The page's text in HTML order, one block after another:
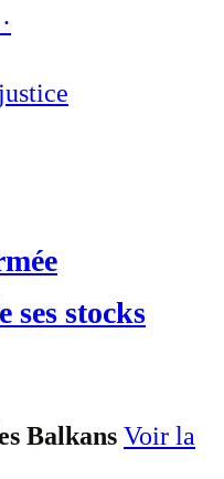
·
ses stocks
Balkans Voir la